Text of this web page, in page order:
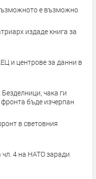
е възможно
издаде книга за
и центрове за данни в
чака ги
бъде изчерпан
в световния
4 на НАТО заради